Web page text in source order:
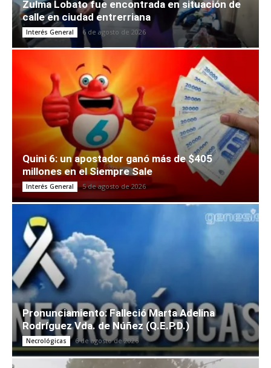
Zulma Lobato fue encontrada en situación de
calle en ciudad entrerriana
Interés General 6 de agosto de 2026
Quini 6: un apostador ganó más de $405
millones en el Siempre Sale
Interés General 5 de agosto de 2026
Pronunciamiento: Falleció Marta Adelina
Rodríguez Vda. de Núñez (Q.E.P.D.)
Necrológicas 6 de agosto de 2026